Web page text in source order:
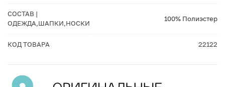
СОСТАВ |
ОДЕЖДА,ШАПКИ,НОСКИ
100% Полиэстер
КОД ТОВАРА 22122